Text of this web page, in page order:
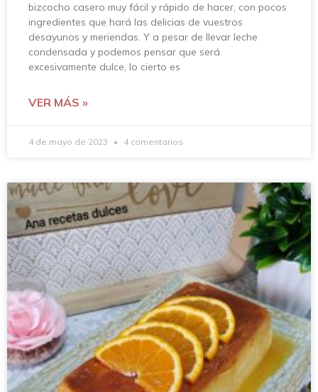
bizcocho casero muy fácil y rápido de hacer, con pocos
ingredientes que hará las delicias de vuestros
desayunos y meriendas. Y a pesar de llevar leche
condensada y podemos pensar que será
excesivamente dulce, lo cierto es
VER MÁS »
4 de mayo de 2023 4 comentarios